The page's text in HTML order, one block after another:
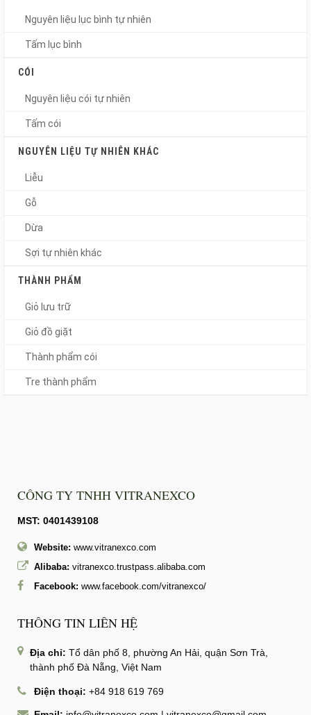
Nguyên liệu lục bình tự nhiên
Tấm lục bình
CÓI
Nguyên liệu cói tự nhiên
Tấm cói
NGUYÊN LIỆU TỰ NHIÊN KHÁC
Liễu
Gỗ
Dừa
Sợi tự nhiên khác
THÀNH PHẨM
Giỏ lưu trữ
Giỏ đồ giặt
Thành phẩm cói
Tre thành phẩm
CÔNG TY TNHH VITRANEXCO
MST: 0401439108
Website: www.vitranexco.com
Alibaba: vitranexco.trustpass.alibaba.com
Facebook: www.facebook.com/vitranexco/
THÔNG TIN LIÊN HỆ
Địa chỉ: Tổ dân phố 8, phường An Hải, quận Sơn Trà,
thành phố Đà Nẵng, Việt Nam
Điện thoại: +84 918 619 769